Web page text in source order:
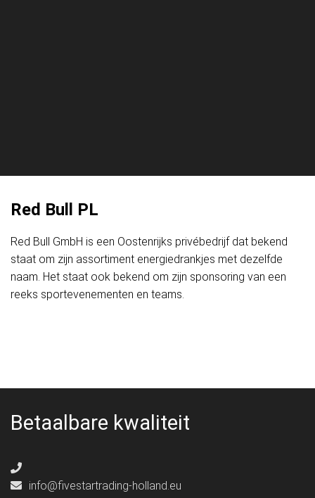
Red Bull PL
Red Bull GmbH is een Oostenrijks privébedrijf dat bekend
staat om zijn assortiment energiedrankjes met dezelfde
naam. Het staat ook bekend om zijn sponsoring van een
reeks sportevenementen en teams.
Betaalbare kwaliteit
info@fivestartrading-holland.eu